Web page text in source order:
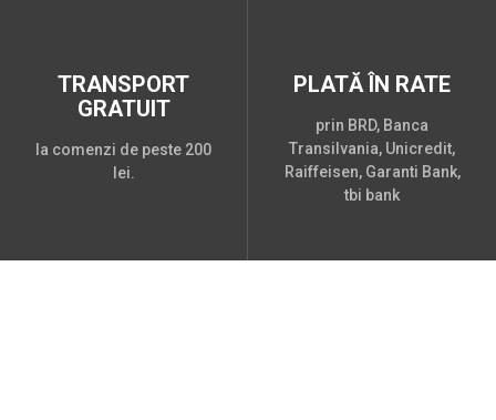
TRANSPORT
GRATUIT
la comenzi de peste 200
lei.
PLATĂ ÎN RATE
prin BRD, Banca
Transilvania, Unicredit,
Raiffeisen, Garanti Bank,
tbi bank